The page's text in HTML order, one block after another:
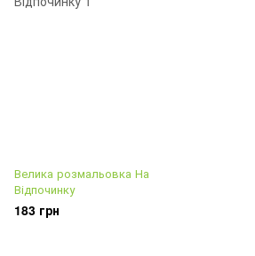
Велика розмальовка На
Відпочинку
183 грн